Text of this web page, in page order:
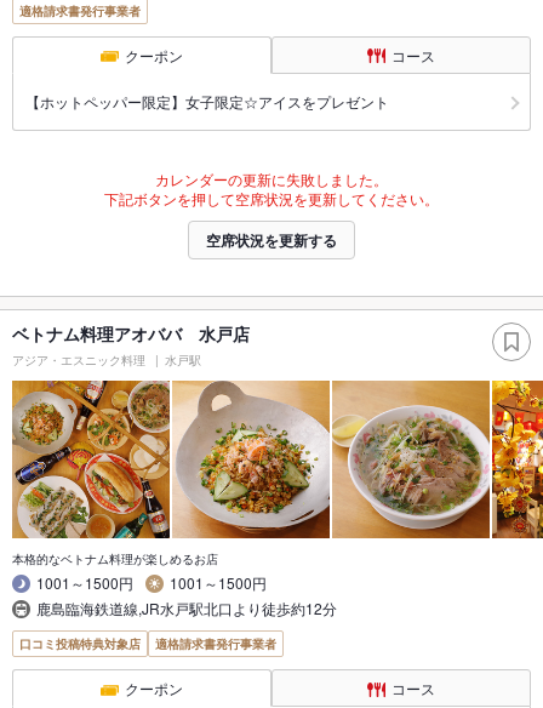
適格請求書発行事業者
クーポン コース
【ホットペッパー限定】女子限定☆アイスをプレゼント
カレンダーの更新に失敗しました。
下記ボタンを押して空席状況を更新してください。
空席状況を更新する
ベトナム料理アオババ 水戸店
アジア・エスニック料理 水戸駅
本格的なベトナム料理が楽しめるお店
1001～1500円
1001～1500円
鹿島臨海鉄道線,JR水戸駅北口より徒歩約12分
口コミ投稿特典対象店 適格請求書発行事業者
クーポン コース